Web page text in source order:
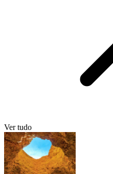
Ver tudo